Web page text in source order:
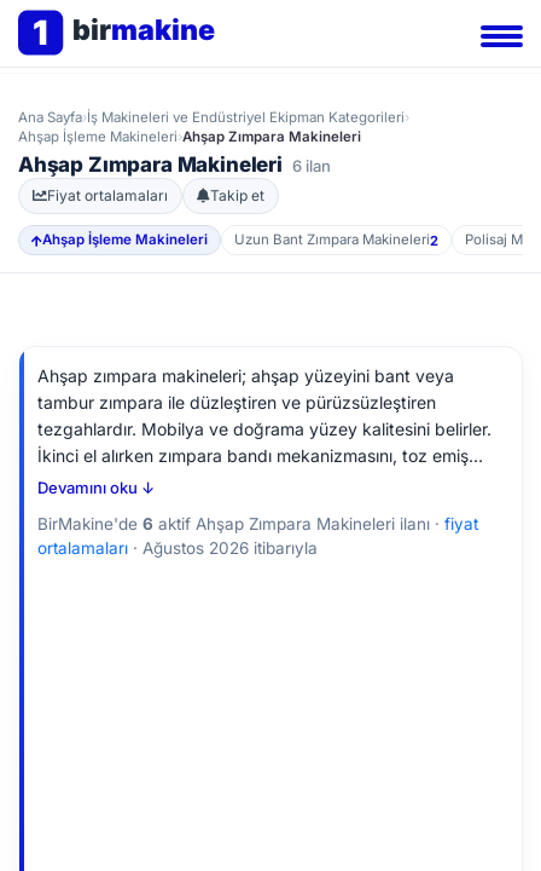
1 birmakine
Ana Sayfa›İş Makineleri ve Endüstriyel Ekipman Kategorileri›
Ahşap İşleme Makineleri›Ahşap Zımpara Makineleri
Ahşap Zımpara Makineleri 6 ilan
Fiyat ortalamaları Takip et
Ahşap İşleme Makineleri Uzun Bant Zımpara Makineleri2 Polisaj
Ahşap zımpara makineleri; ahşap yüzeyini bant veya
tambur zımpara ile düzleştiren ve pürüzsüzleştiren
tezgahlardır. Mobilya ve doğrama yüzey kalitesini belirler.
İkinci el alırken zımpara bandı mekanizmasını, toz emiş
sistemini, motor ve merdaneleri, tabla düzgünlüğünü
Devamını oku ↓
BirMakine'de 6 aktif Ahşap Zımpara Makineleri ilanı · fiyat
ortalamaları · Ağustos 2026 itibarıyla